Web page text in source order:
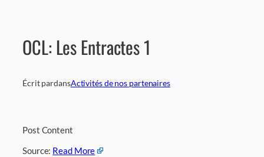
OCL: Les Entractes 1
Écrit pardansActivités de nos partenaires
Post Content
Source: Read More